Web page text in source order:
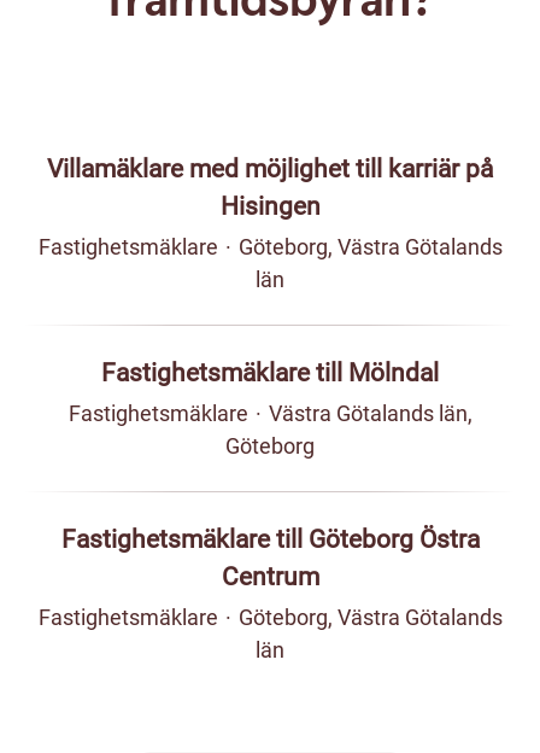
Villamäklare med möjlighet till karriär på
Hisingen
Fastighetsmäklare · Göteborg, Västra Götalands
län
Fastighetsmäklare till Mölndal
Fastighetsmäklare · Västra Götalands län,
Göteborg
Fastighetsmäklare till Göteborg Östra
Centrum
Fastighetsmäklare · Göteborg, Västra Götalands
län